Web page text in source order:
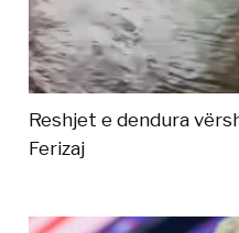
Reshjet e dendura
Ferizaj